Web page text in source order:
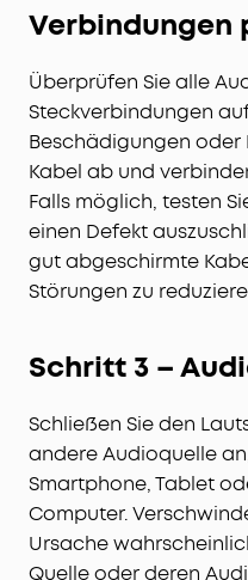
Verbindungen
Überprüfen Sie alle
Steckverbindungen
Beschädigungen oder
Kabel ab und
Falls möglich, testen
einen Defekt
gut abgeschirmte
Störungen zu
Schritt 3 –
Schließen Sie den
andere Audioquelle
Smartphone, Tablet
Computer.
Ursache
Quelle oder deren